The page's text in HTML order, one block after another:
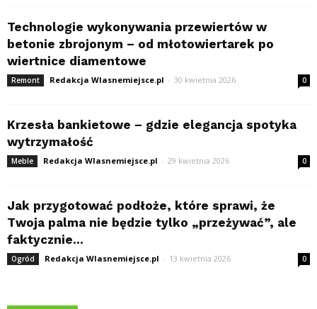
Technologie wykonywania przewiertów w
betonie zbrojonym – od młotowiertarek po
wiertnice diamentowe
Remont Redakcja Wlasnemiejsce.pl - 30 kwietnia 2026 0
Krzesła bankietowe – gdzie elegancja spotyka
wytrzymałość
Meble Redakcja Wlasnemiejsce.pl - 29 kwietnia 2026 0
Jak przygotować podłoże, które sprawi, że
Twoja palma nie będzie tylko „przeżywać”, ale
faktycznie...
Ogród Redakcja Wlasnemiejsce.pl - 13 kwietnia 2026 0